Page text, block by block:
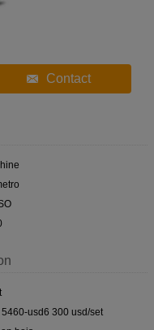
Contact
usd6 300 usd/set